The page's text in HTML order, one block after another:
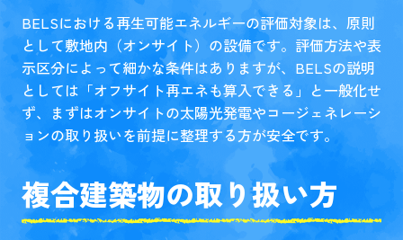
BELSにおける再生可能エネルギーの評価対象は、原則
として敷地内（オンサイト）の設備です。評価方法や表
示区分によって細かな条件はありますが、BELSの説明
としては「オフサイト再エネも算入できる」と一般化せ
ず、まずはオンサイトの太陽光発電やコージェネレーシ
ョンの取り扱いを前提に整理する方が安全です。
複合建築物の取り扱い方